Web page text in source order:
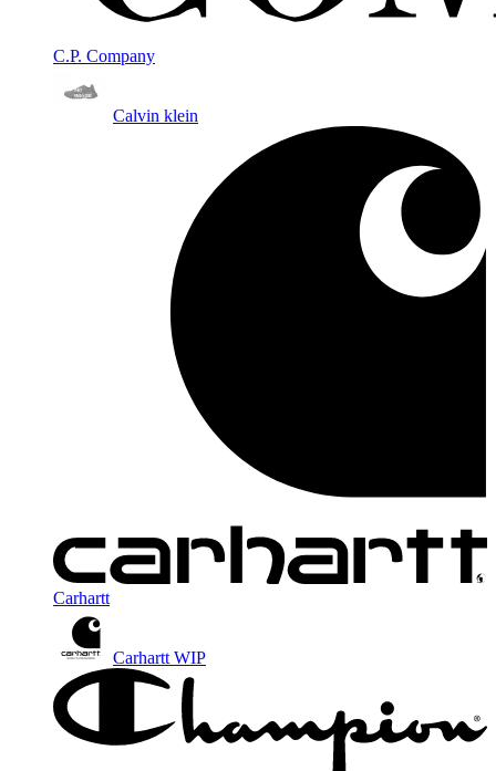
C.P. Company
Calvin klein
Carhartt
Carhartt WIP